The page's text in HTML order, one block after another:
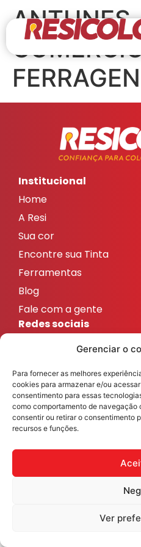
Gerenciar o
Para fornecer as melhores
cookies para armazenar e/ou
consentimento para essas
como comportamento de navegação
consentir ou retirar o consentimento
recursos e funções.
Ver
ANTUNES
Institucional
Home
A Resi
Sua cor
Encontre sua Tinta
Ferramentas
Blog
Fale com a gente
Redes sociais
ResicolorTintas
ResicolorTintas
ResicolorTintas
Resicolor Tintas ©2026
Desenvolvido por